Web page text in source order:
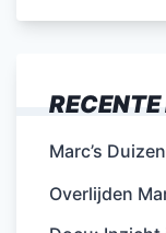
Marc’s
Overlijden